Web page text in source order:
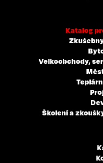
Katalog
Velkoobchody,
Školení a